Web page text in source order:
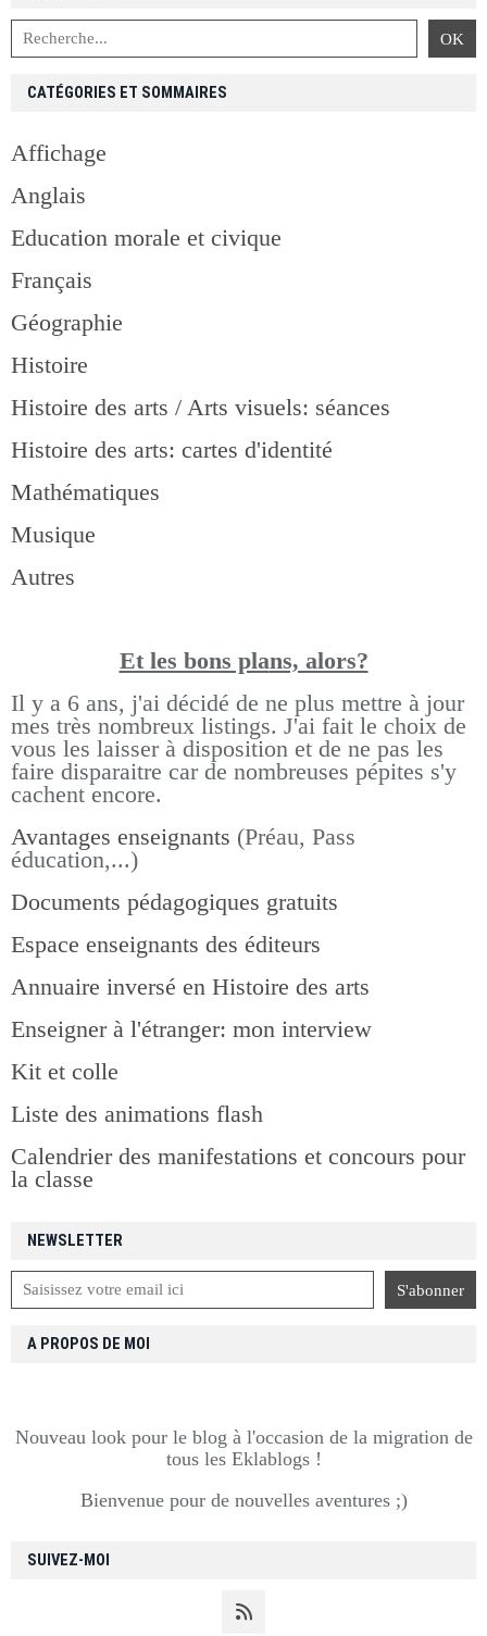
NEWSLETTER
SUIVEZ-MOI
CATÉGORIES ET SOMMAIRES
Affichage
Anglais
Education morale et civique
Français
Géographie
Histoire
Histoire des arts / Arts visuels: séances
Histoire des arts: cartes d'identité
Mathématiques
Musique
Autres
Et les bons plans, alors?
Il y a 6 ans, j'ai décidé de ne plus mettre à jour
mes très nombreux listings. J'ai fait le choix de
vous les laisser à disposition et de ne pas les
faire disparaitre car de nombreuses pépites s'y
cachent encore.
Avantages enseignants (Préau, Pass
éducation,...)
Documents pédagogiques gratuits
Espace enseignants des éditeurs
Annuaire inversé en Histoire des arts
Enseigner à l'étranger: mon interview
Kit et colle
Liste des animations flash
Calendrier des manifestations et concours pour
la classe
A PROPOS DE MOI
Nouveau look pour le blog à l'occasion de la migration de
tous les Eklablogs !
Bienvenue pour de nouvelles aventures ;)